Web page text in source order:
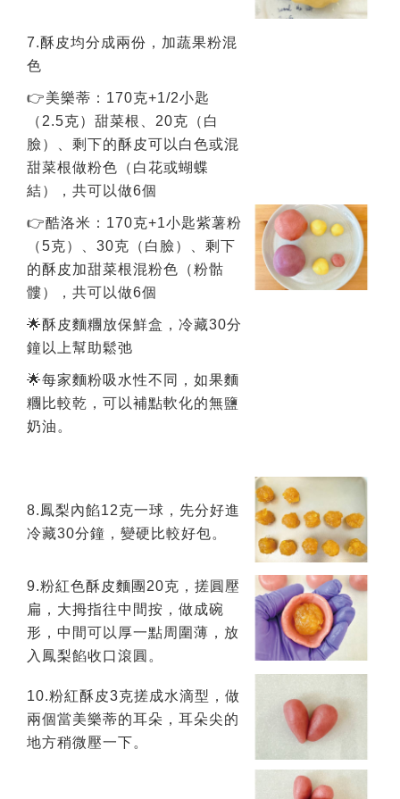
7.酥皮均分成兩份，加蔬果粉混
色
👉美樂蒂：170克+1/2小匙
（2.5克）甜菜根、20克（白
臉）、剩下的酥皮可以白色或混
甜菜根做粉色（白花或蝴蝶
結），共可以做6個
👉酷洛米：170克+1小匙紫薯粉
（5克）、30克（白臉）、剩下
的酥皮加甜菜根混粉色（粉骷
髏），共可以做6個
🌟酥皮麵糰放保鮮盒，冷藏30分
鐘以上幫助鬆弛
🌟每家麵粉吸水性不同，如果麵
糰比較乾，可以補點軟化的無鹽
奶油。
8.鳳梨內餡12克一球，先分好進
冷藏30分鐘，變硬比較好包。
9.粉紅色酥皮麵團20克，搓圓壓
扁，大拇指往中間按，做成碗
形，中間可以厚一點周圍薄，放
入鳳梨餡收口滾圓。
10.粉紅酥皮3克搓成水滴型，做
兩個當美樂蒂的耳朵，耳朵尖的
地方稍微壓一下。